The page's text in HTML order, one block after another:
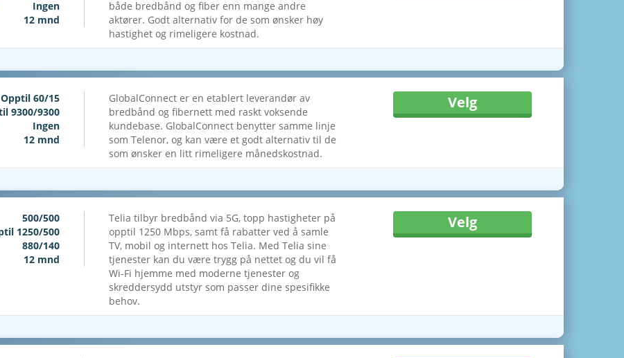
Ingen
12 mnd
både bredbånd og fiber enn mange andre
aktører. Godt alternativ for de som ønsker høy
hastighet og rimeligere kostnad.
Opptil 60/15
9300/9300
Ingen
12 mnd
GlobalConnect er en etablert leverandør av
bredbånd og fibernett med raskt voksende
kundebase. GlobalConnect benytter samme linje
som Telenor, og kan være et godt alternativ til de
som ønsker en litt rimeligere månedskostnad.
Velg
500/500
1250/500
880/140
12 mnd
Telia tilbyr bredbånd via 5G, topp hastigheter på
opptil 1250 Mbps, samt få rabatter ved å samle
TV, mobil og internett hos Telia. Med Telia sine
tjenester kan du være trygg på nettet og du vil få
Wi-Fi hjemme med moderne tjenester og
skreddersydd utstyr som passer dine spesifikke
behov.
Velg